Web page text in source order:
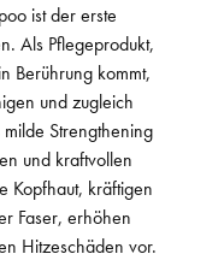
ist der erste
Als Pflegeprodukt,
Berührung kommt,
und zugleich
Strengthening
und kraftvollen
Kopfhaut, kräftigen
Faser, erhöhen
Hitzeschäden vor.